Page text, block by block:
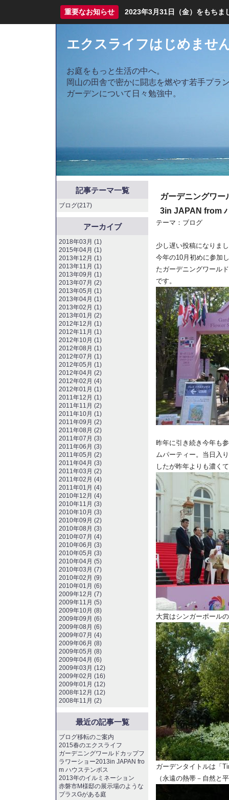
重要なお知らせ 2023年3月31日（金）をもちま
エクスライフはじめませ
お庭をもっと生活の中へ。
岡山の田舎で密かに闘志を燃やす若手プラ
ガーデンについて日々勉強中。
ガーデニングワー
3in JAPAN from
テーマ： ブログ
少し遅い投稿になりま
今年の10月初めに参加
たガーデニングワール
です。
昨年に引き続き今年も
ムパーティー。当日入
したが昨年よりも濃く
大賞はシンガーポール
ガーデンタイトルは「
（永遠の熱帯－自然と
記事テーマ一覧
ブログ(217)
アーカイブ
2018年03月 (1)
2015年04月 (1)
2013年12月 (1)
2013年11月 (1)
2013年09月 (1)
2013年07月 (2)
2013年05月 (1)
2013年04月 (1)
2013年02月 (1)
2013年01月 (2)
2012年12月 (1)
2012年11月 (1)
2012年10月 (1)
2012年08月 (1)
2012年07月 (1)
2012年05月 (1)
2012年04月 (2)
2012年02月 (4)
2012年01月 (1)
2011年12月 (1)
2011年11月 (2)
2011年10月 (1)
2011年09月 (2)
2011年08月 (2)
2011年07月 (3)
2011年06月 (3)
2011年05月 (2)
2011年04月 (3)
2011年03月 (2)
2011年02月 (4)
2011年01月 (4)
2010年12月 (4)
2010年11月 (3)
2010年10月 (3)
2010年09月 (2)
2010年08月 (3)
2010年07月 (4)
2010年06月 (3)
2010年05月 (3)
2010年04月 (5)
2010年03月 (7)
2010年02月 (9)
2010年01月 (6)
2009年12月 (7)
2009年11月 (5)
2009年10月 (8)
2009年09月 (6)
2009年08月 (6)
2009年07月 (4)
2009年06月 (8)
2009年05月 (8)
2009年04月 (6)
2009年03月 (12)
2009年02月 (16)
2009年01月 (12)
2008年12月 (12)
2008年11月 (2)
最近の記事一覧
ブログ移転のご案内
2015春のエクスライフ
ガーデニングワールドカップフ
ラワーショー2013in JAPAN fro
m ハウステンボス
2013年のイルミネーション
赤磐市M様邸の展示場のような
プラスGがある庭